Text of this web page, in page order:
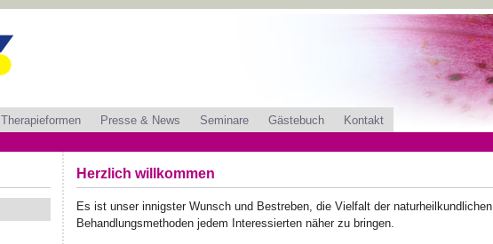
Therapieformen Presse & News Seminare Gästebuch Kontakt
Herzlich willkommen
Es ist unser innigster Wunsch und Bestreben, die Vielfalt der naturheilkundlichen
Behandlungsmethoden jedem Interessierten näher zu bringen.